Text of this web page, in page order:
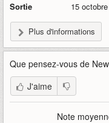
Sortie 15
Plus d'informations
Que pensez-vous de
J'aime
Note